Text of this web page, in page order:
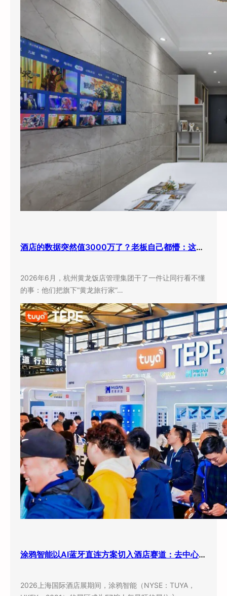
酒店的数据突然值3000万了？老板自己都懵：这玩意儿还能卖钱？
2026年6月，杭州黄龙饭店管理集团干了一件让同行看不懂
的事：他们把旗下”黄龙旅行家”…
涂鸦智能以AI蓝牙直连方案切入酒店赛道：去中心化架构破解智能化改造三大痛点
2026上海国际酒店展期间，涂鸦智能（NYSE：TUYA，